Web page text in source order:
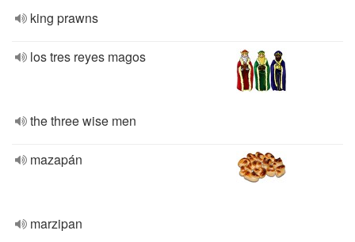
king prawns
los tres reyes magos
the three wise men
mazapán
marzipan